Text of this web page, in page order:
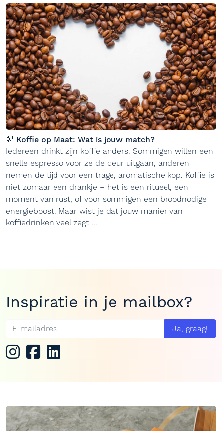
🫘 Koffie op Maat: Wat is jouw match?
Iedereen drinkt zijn koffie anders. Sommigen willen een
snelle espresso voor ze de deur uitgaan, anderen
nemen de tijd voor een trage, aromatische kop. Koffie is
niet zomaar een drankje – het is een ritueel, een
moment van rust, of voor sommigen een broodnodige
energieboost. Maar wist je dat jouw manier van
koffiedrinken veel zegt ...
Inspiratie in je mailbox?
Ja, graag!